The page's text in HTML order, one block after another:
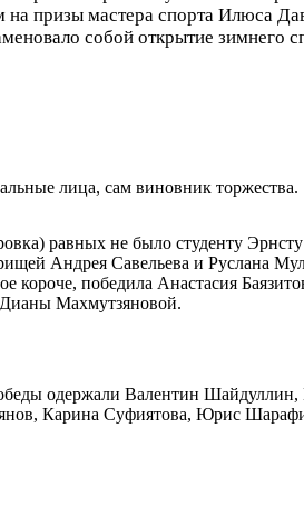
призы мастера спорта Илюса
собой открытие зимнего
лица, сам виновник торжества.
равных не было студенту
Андрея Савельева и Руслана
короче, победила Анастасия
Махмутзяновой.
одержали Валентин
Карина Суфиятова, Юрис